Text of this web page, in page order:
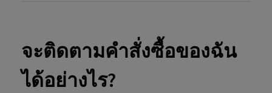
จะติดตามคำสั่งซื้อของฉัน
ได้อย่างไร?